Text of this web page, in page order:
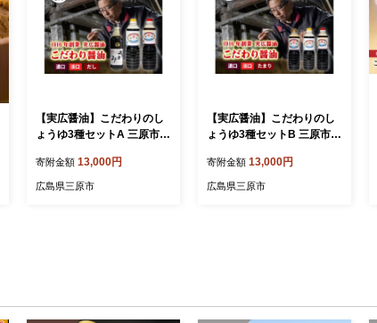
【実広醤油】こだわりのし
ょうゆ3種セットA 三原市 0
寄附金額 13,000円
広島県三原市
【実広醤油】こだわりのし
ょうゆ3種セットB 三原市 0
寄附金額 13,000円
広島県三原市